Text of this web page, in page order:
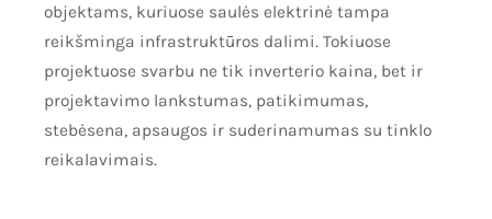
objektams, kuriuose saulės elektrinė tampa
reikšminga infrastruktūros dalimi. Tokiuose
projektuose svarbu ne tik inverterio kaina, bet ir
projektavimo lankstumas, patikimumas,
stebėsena, apsaugos ir suderinamumas su tinklo
reikalavimais.